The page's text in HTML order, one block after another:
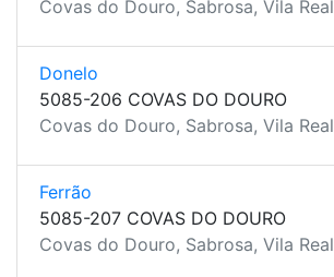
Covas do Douro, Sabrosa, Vila Real
Donelo
5085-206 COVAS DO DOURO
Covas do Douro, Sabrosa, Vila Real
Ferrão
5085-207 COVAS DO DOURO
Covas do Douro, Sabrosa, Vila Real